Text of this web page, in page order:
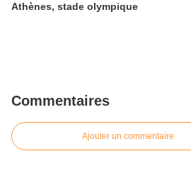
Athènes, stade olympique
Commentaires
Ajouter un commentaire